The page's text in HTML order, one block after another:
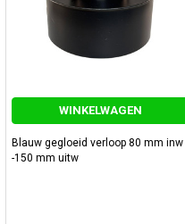
WINKELWAGEN
Blauw gegloeid verloop 80 mm inw
-150 mm uitw